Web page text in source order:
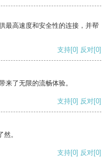
最高速度和安全性的连接，并帮
支持[0] 反对[0]
来了无限的流畅体验。
支持[0] 反对[0]
。
支持[0] 反对[0]